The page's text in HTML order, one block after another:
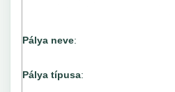
Pálya neve:
Pálya típusa: